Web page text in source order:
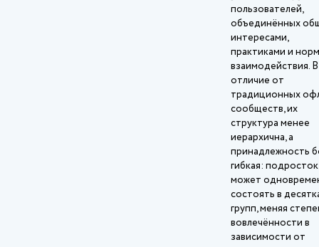
пользователей,
объединённых
интересами,
практиками и
взаимодействия. В
отличие от
традиционных
сообществ, их
структура менее
иерархична, а
принадлежность
гибкая: подросток
может
состоять в
групп, меняя
вовлечённости в
зависимости от